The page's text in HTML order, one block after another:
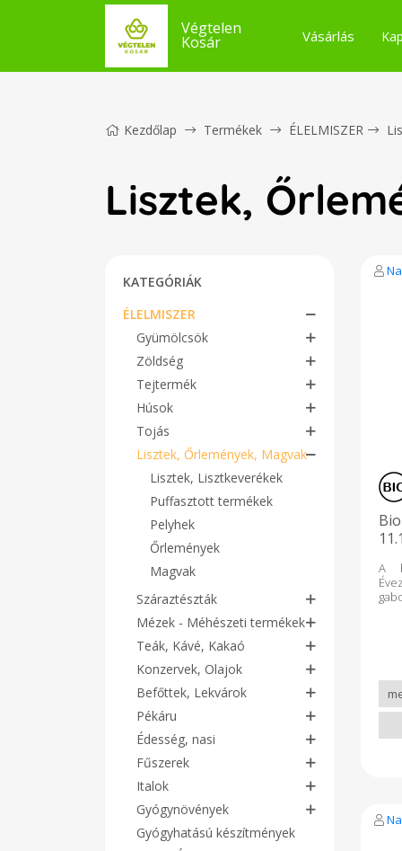
Végtelen
Kosár Vásárlás
Kezdőlap Termékek ÉLELMISZER
Lisztek,
KATEGÓRIÁK
ÉLELMISZER
Gyümölcsök
Zöldség
Tejtermék
Húsok
Tojás
Lisztek, Őrlemények, Magvak
Lisztek, Lisztkeverékek
Puffasztott termékek
Pelyhek
Őrlemények
Magvak
Száraztészták
Mézek - Méhészeti termékek
Teák, Kávé, Kakaó
Konzervek, Olajok
Befőttek, Lekvárok
Pékáru
Édesség, nasi
Fűszerek
Italok
Gyógynövények
Gyógyhatású készítmények
A